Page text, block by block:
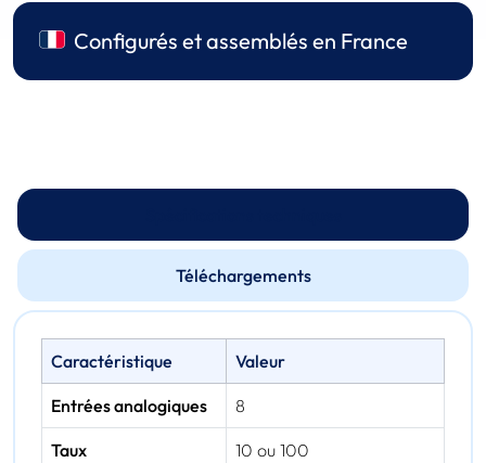
Configurés et assemblés en France
Téléchargements
Caractéristique Valeur
Entrées analogiques 8
Taux
10 ou 100